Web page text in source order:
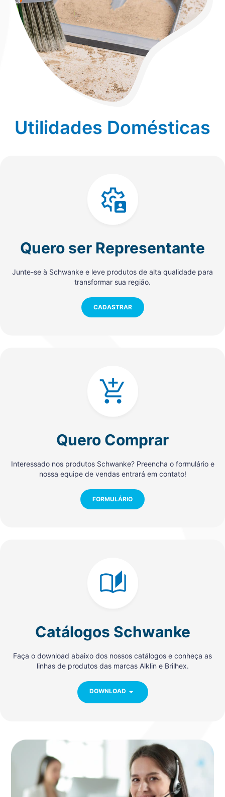
Utilidades Domésticas
Quero ser Representante
Junte-se à Schwanke e leve produtos de alta qualidade para
transformar sua região.
CADASTRAR
Quero Comprar
Interessado nos produtos Schwanke? Preencha o formulário e
nossa equipe de vendas entrará em contato!
FORMULÁRIO
Catálogos Schwanke
Faça o download abaixo dos nossos catálogos e conheça as
linhas de produtos das marcas Alklin e Brilhex.
DOWNLOAD